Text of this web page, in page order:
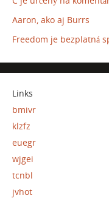
Aaron, ako aj Burrs
Freedom je bezplatná
Links
bmivr
klzfz
euegr
wjgei
tcnbl
jvhot